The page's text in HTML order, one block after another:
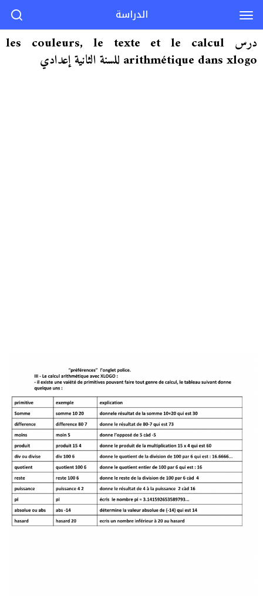
درس les couleurs, le texte et le calcul
arithmétique dans xlogo للسنة الثانية إعدادي
الدراسة